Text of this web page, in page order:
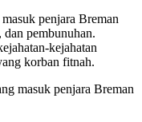
penjara Breman
pembunuhan.
kejahatan
korban fitnah.
masuk penjara Breman